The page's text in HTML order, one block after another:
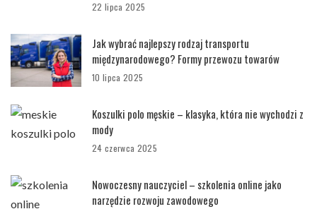
22 lipca 2025
Jak wybrać najlepszy rodzaj transportu
międzynarodowego? Formy przewozu towarów
10 lipca 2025
Koszulki polo męskie – klasyka, która nie wychodzi z
mody
24 czerwca 2025
Nowoczesny nauczyciel – szkolenia online jako
narzędzie rozwoju zawodowego